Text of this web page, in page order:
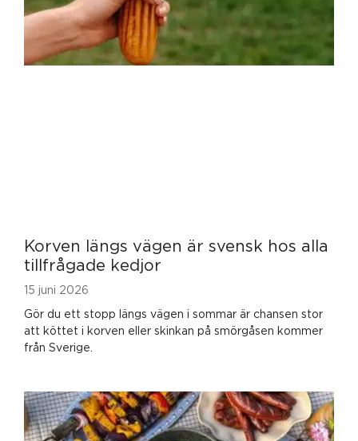
Korven längs vägen är svensk hos alla
tillfrågade kedjor
15 juni 2026
Gör du ett stopp längs vägen i sommar är chansen stor
att köttet i korven eller skinkan på smörgåsen kommer
från Sverige.